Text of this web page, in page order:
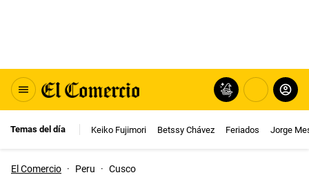
Temas del día Keiko Fujimori Betssy Chávez Feriados Jorge
El Comercio · Peru · Cusco